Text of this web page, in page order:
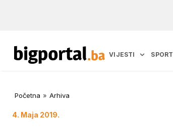
VIJESTI SPORT
Početna » Arhiva
4. Maja 2019.